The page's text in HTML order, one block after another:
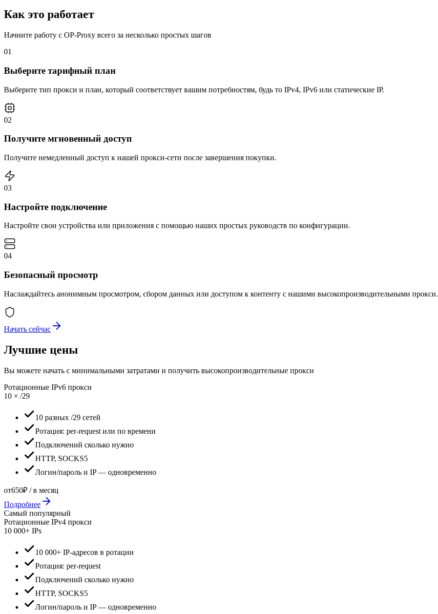
Как это работает
Начните работу с OP-Proxy всего за несколько простых шагов
01
Выберите тарифный план
Выберите тип прокси и план, который соответствует вашим потребностям, будь то IPv4, IPv6 или статические IP.
02
Получите мгновенный доступ
Получите немедленный доступ к нашей прокси-сети после завершения покупки.
03
Настройте подключение
Настройте свои устройства или приложения с помощью наших простых руководств по конфигурации.
04
Безопасный просмотр
Наслаждайтесь анонимным просмотром, сбором данных или доступом к контенту с нашими высокопроизводительными прокси.
Начать сейчас
Лучшие цены
Вы можете начать с минимальными затратами и получить высокопроизводительные прокси
Ротационные IPv6 прокси
10 × /29
10 разных /29 сетей
Ротация: per-request или по времени
Подключений сколько нужно
HTTP, SOCKS5
Логин/пароль и IP — одновременно
от650₽ /в месяц
Подробнее
Самый популярный
Ротационные IPv4 прокси
10 000+ IPs
10 000+ IP-адресов в ротации
Ротация: per-request
Подключений сколько нужно
HTTP, SOCKS5
Логин/пароль и IP — одновременно